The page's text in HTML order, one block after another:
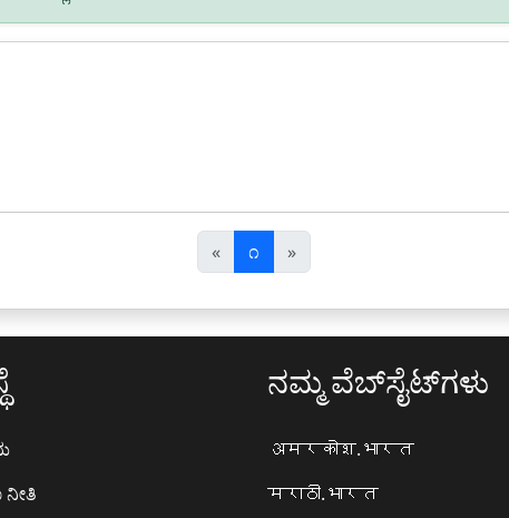
«पि
छ
ला
೧ »अ
ग
ला
ನೀತಿ
ನಮ್ಮ ವೆಬ್‌ಸೈಟ್‌ಗಳು
अमरकोश.भारत
मराठी.भारत